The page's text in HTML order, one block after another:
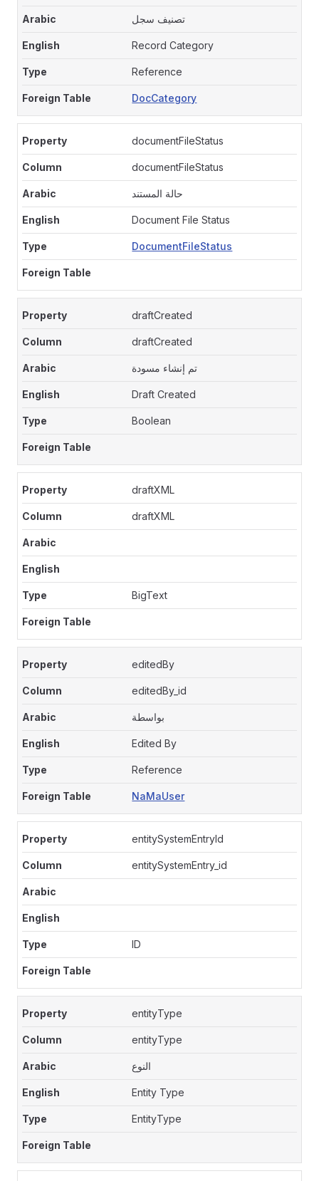
تصنيف سجل
Record Category
Reference
DocCategory
documentFileStatus
documentFileStatus
حالة المستند
Document File Status
DocumentFileStatus
draftCreated
draftCreated
تم إنشاء مسودة
Draft Created
Boolean
draftXML
draftXML
BigText
editedBy
editedBy_id
بواسطة
Edited By
Reference
NaMaUser
entitySystemEntryId
entitySystemEntry_id
ID
entityType
entityType
النوع
Entity Type
EntityType